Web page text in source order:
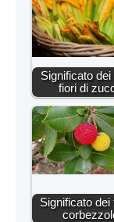
Significato dei
fiori di
Significato dei